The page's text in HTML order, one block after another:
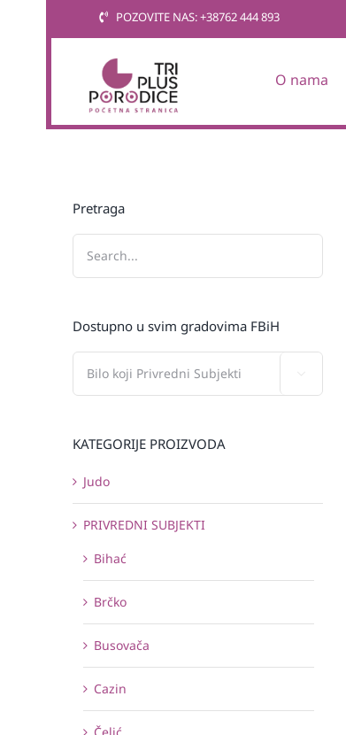
POZOVITE NAS: +38762 444 893
O nama
Pretraga
Dostupno u svim gradovima FBiH
KATEGORIJE PROIZVODA
Judo
PRIVREDNI SUBJEKTI
Bihać
Brčko
Busovača
Cazin